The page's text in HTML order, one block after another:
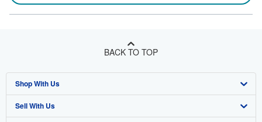
BACK TO TOP
Shop With Us
Advanced Search
Sell With Us